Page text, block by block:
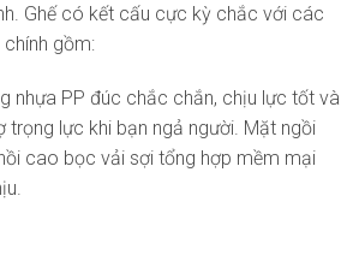
Ghế có kết cấu cực kỳ chắc với các
gồm:
nhựa PP đúc chắc chắn, chịu lực tốt và
trọng lực khi bạn ngả người. Mặt ngồi
cao bọc vải sợi tổng hợp mềm mại